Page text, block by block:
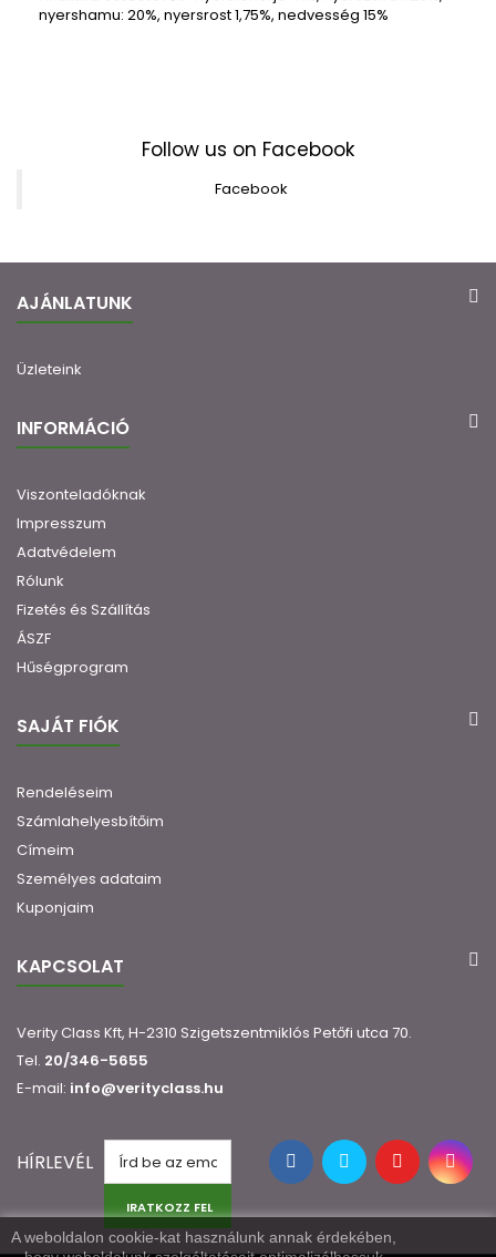
nyershamu: 20%, nyersrost 1,75%, nedvesség 15%
Follow us on Facebook
Facebook
AJÁNLATUNK
Üzleteink
INFORMÁCIÓ
Viszonteladóknak
Impresszum
Adatvédelem
Rólunk
Fizetés és Szállítás
ÁSZF
Hűségprogram
SAJÁT FIÓK
Rendeléseim
Számlahelyesbítőim
Címeim
Személyes adataim
Kuponjaim
KAPCSOLAT
Verity Class Kft, H-2310 Szigetszentmiklós Petőfi utca 70.
Tel. 20/346-5655
E-mail: info@verityclass.hu
HÍRLEVÉL
IRATKOZZ FEL
A weboldalon cookie-kat használunk annak érdekében,